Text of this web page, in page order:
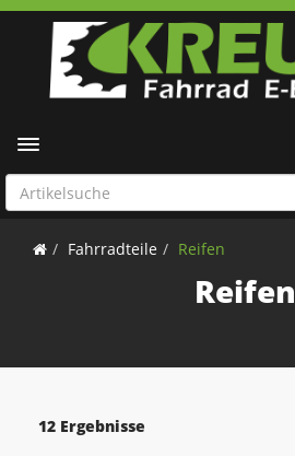
Toggle navigation
Fahrradteile Reifen
Reifen
12 Ergebnisse